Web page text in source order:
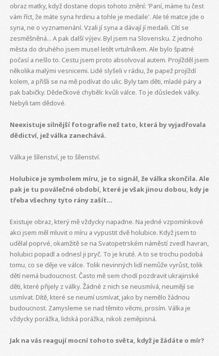
obraz matky, když dostane dopis tohoto znění: 'Paní, máme tu čest
vám říct, že máte syna hrdinu a tohle je medaile'. Ale té matce jde o
syna, ne o vyznamenání. Vzali jí syna a dávají jí medaili. Cítí se
zesměšněná... A pak další výjev. Byl jsem na Slovensku. Z jednoho
města do druhého jsem musel letět vrtulníkem. Ale bylo špatné
počasí a nešlo to. Cestu jsem proto absolvoval autem. Projížděl jsem
několika malými vesnicemi. Lidé slyšeli v rádiu, že papež projíždí
kolem, a přišli se na mě podívat do ulic. Byly tam děti, mladé páry a
pak babičky. Dědečkové chyběli: kvůli válce. To je důsledek války.
Nebyli tam dědové.
Neexistuje silnější fotografie než tato, která by vyjadřovala
dědictví, jež válka zanechává.
Válka je šílenství, je to šílenství.
Holubice je symbolem míru, je to signál, že válka skončila. Ale
pak je tu poválečné období, které je však jinou dobou, kdy je
třeba všechny tyto rány zašít...
Existuje obraz, který mě vždycky napadne. Na jedné vzpomínkové
akci jsem měl mluvit o míru a vypustit dvě holubice. Když jsem to
udělal poprvé, okamžitě se na Svatopetrském náměstí zvedl havran,
holubici popadl a odnesl ji pryč. To je kruté. A to se trochu podobá
tomu, co se děje ve válce. Tolik nevinných lidí nemůže vyrůst, tolik
dětí nemá budoucnost. Často mě sem chodí pozdravit ukrajinské
děti, které přijely z války. Žádné z nich se neusmívá, neumějí se
usmívat. Dítě, které se neumí usmívat, jako by nemělo žádnou
budoucnost. Zamysleme se nad těmito věcmi, prosím. Válka je
vždycky porážka, lidská porážka, nikoli zeměpisná.
Jak na vás reagují mocní tohoto světa, když je žádáte o mír?